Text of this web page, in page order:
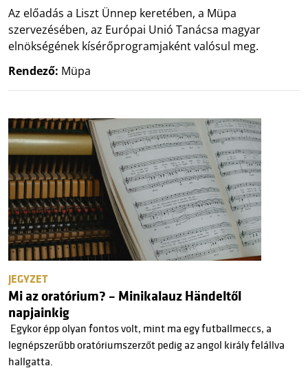
Az előadás a Liszt Ünnep keretében, a Müpa
szervezésében, az Európai Unió Tanácsa magyar
elnökségének kísérőprogramjaként valósul meg.
Rendező: Müpa
JEGYZET
Mi az oratórium? – Minikalauz Händeltől
napjainkig
Egykor épp olyan fontos volt, mint ma egy futballmeccs, a
legnépszerűbb oratóriumszerzőt pedig az angol király felállva
hallgatta.